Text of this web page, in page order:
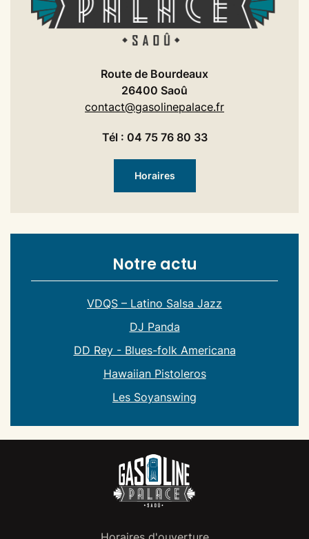
Route de Bourdeaux
26400 Saoû
contact@gasolinepalace.fr
Tél : 04 75 76 80 33
Horaires
Notre actu
VDQS – Latino Salsa Jazz
DJ Panda
DD Rey - Blues-folk Americana
Hawaiian Pistoleros
Les Soyanswing